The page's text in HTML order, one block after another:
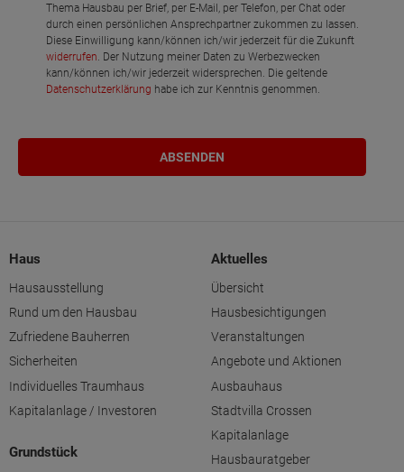
Thema Hausbau per Brief, per E-Mail, per Telefon, per Chat oder
durch einen persönlichen Ansprechpartner zukommen zu lassen.
Diese Einwilligung kann/können ich/wir jederzeit für die Zukunft
widerrufen . Der Nutzung meiner Daten zu Werbezwecken
kann/können ich/wir jederzeit widersprechen. Die geltende
Datenschutzerklärung habe ich zur Kenntnis genommen.
Haus
Hausausstellung
Rund um den Hausbau
Zufriedene Bauherren
Sicherheiten
Individuelles Traumhaus
Kapitalanlage / Investoren
Grundstück
Aktuelles
Übersicht
Hausbesichtigungen
Veranstaltungen
Angebote und Aktionen
Ausbauhaus
Stadtvilla Crossen
Kapitalanlage
Hausbauratgeber